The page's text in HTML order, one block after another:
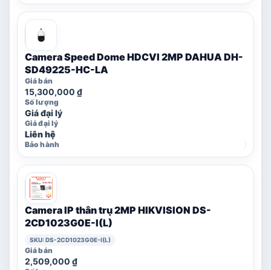
Camera Speed Dome HDCVI 2MP DAHUA DH-
SD49225-HC-LA
15,300,000 ₫
Giá đại lý
Liên hệ
Camera IP thân trụ 2MP HIKVISION DS-
2CD1023G0E-I(L)
SKU: DS-2CD1023G0E-I(L)
2,509,000 ₫